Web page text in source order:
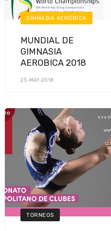
GIMNASIA AERÓBICA
MUNDIAL DE
GIMNASIA
AEROBICA 2018
23-MAY-2018
TORNEOS